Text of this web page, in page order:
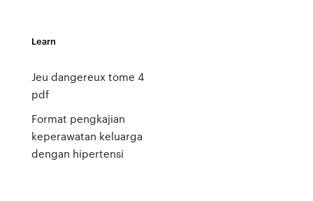
Learn
Jeu dangereux tome 4
pdf
Format pengkajian
keperawatan keluarga
dengan hipertensi